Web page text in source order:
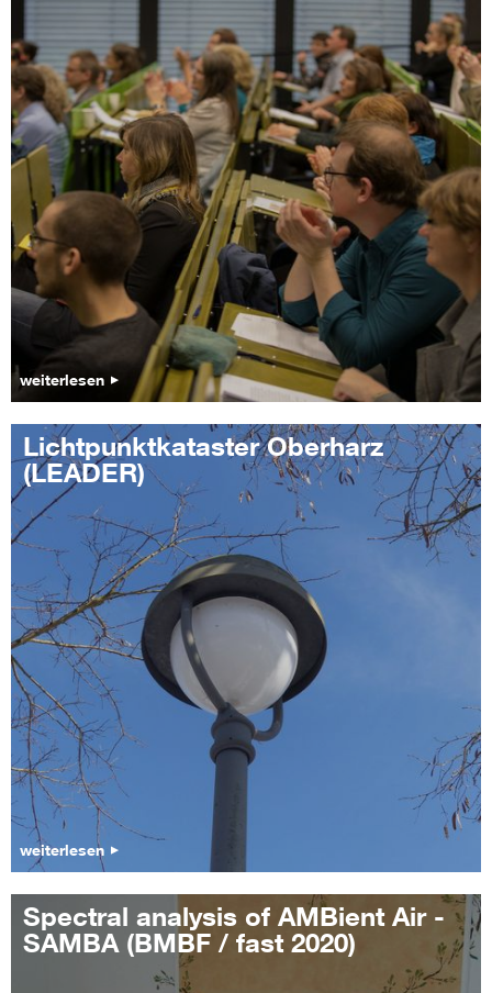
weiterlesen
Lichtpunktkataster Oberharz
(LEADER)
weiterlesen
Spectral analysis of AMBient Air -
SAMBA (BMBF / fast 2020)